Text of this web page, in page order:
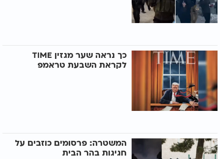
כך נראה שער מגזין TIME
לקראת השבעת טראמפ
המשטרה: פרסומים כוזבים על
חגיגות בהר הבית